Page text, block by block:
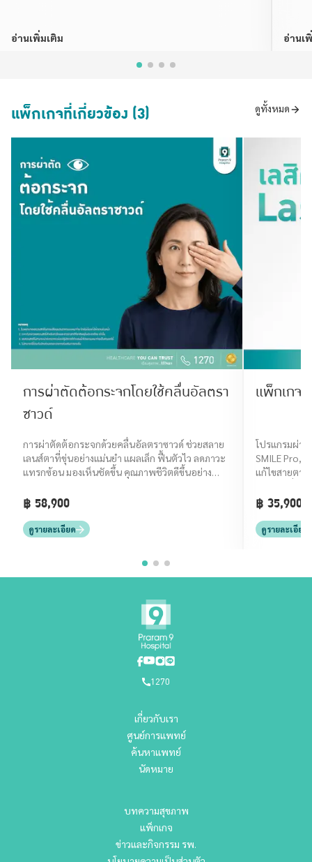
อ่านเพิ่มเติม อ่านเ
แพ็กเกจที่เกี่ยวข้อง (3) ดูทั้งหมด
การผ่าตัดต้อกระจกโดยใช้คลื่นอัลตรา
ซาวด์
การผ่าตัดต้อกระจกด้วยคลื่นอัลตราซาวด์ ช่วยสลาย
เลนส์ตาที่ขุ่นอย่างแม่นยำ แผลเล็ก ฟื้นตัวไว ลดภาวะ
แทรกซ้อน มองเห็นชัดขึ้น คุณภาพชีวิตดีขึ้นอย่าง
฿ 58,900
ดูรายละเอียด
แพ็กเกจ
โปรแกรมผ่าตั
SMILE Pro,
แก้ไขสายตา
฿ 35,900
ดูรายละเอียด
1270
เกี่ยวกับเรา
ศูนย์การแพทย์
ค้นหาแพทย์
นัดหมาย
บทความสุขภาพ
แพ็กเกจ
ข่าวและกิจกรรม รพ.